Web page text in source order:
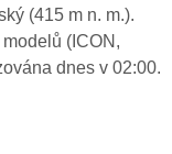
(415 m n. m.).
(ICON,
dnes v 02:00.